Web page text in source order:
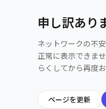
申し訳あり
ネットワークの不
正常に表示できま
らくしてから再度
ページを更新